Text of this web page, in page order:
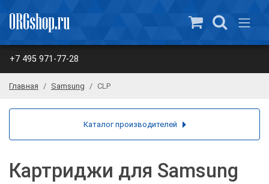
+7 495 971-77-28
Главная Samsung CLP
Картриджи для Samsung